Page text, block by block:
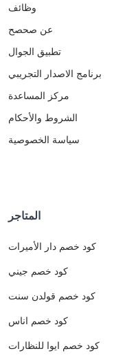
وظائف
عن صحصح
تطبيق الجوال
برنامج الاصدار التجريبي
مركز المساعدة
الشروط والأحكام
سياسة الخصوصية
المتاجر
كود خصم دار الأميرات
كود خصم جيني
كود خصم قولدن سنت
كود خصم اناس
كود خصم ايوا للنظارات